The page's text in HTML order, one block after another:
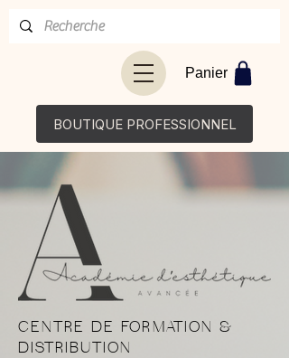
Panier
BOUTIQUE PROFESSIONNEL
CENTRE DE FORMATION &
DISTRIBUTION